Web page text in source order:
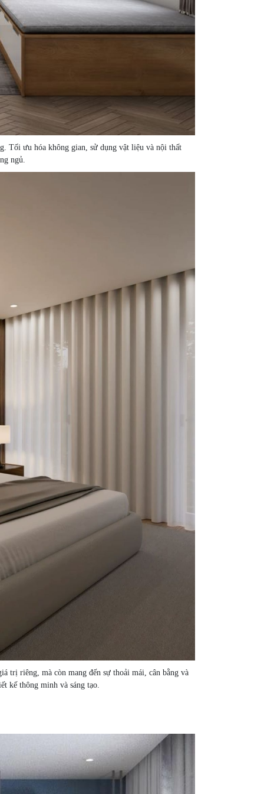
Tối ưu hóa không gian, sử dụng vật liệu và nội thất
ngủ.
trị riêng, mà còn mang đến sự thoải mái, cân bằng và
kế thông minh và sáng tạo.